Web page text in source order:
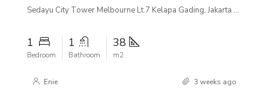
Sedayu City Tower Melbourne Lt.7 Kelapa Gading, Jakarta Utara
1
Bedroom
1
Bathroom
38
m2
Enie 3 weeks ago